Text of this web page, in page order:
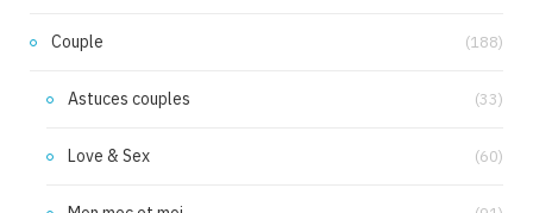
Couple (188)
Astuces couples (33)
Love & Sex (60)